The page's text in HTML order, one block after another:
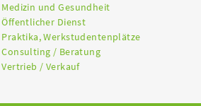
und Gesundheit
Dienst
Werkstudentenplätze
/ Beratung
/ Verkauf